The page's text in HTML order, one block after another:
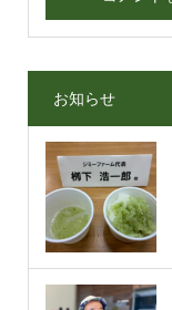
お知らせ